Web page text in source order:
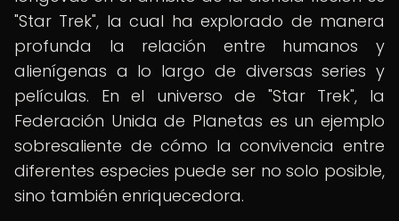
"Star Trek", la cual ha explorado de manera
profunda la relación entre humanos y
alienígenas a lo largo de diversas series y
películas. En el universo de "Star Trek", la
Federación Unida de Planetas es un ejemplo
sobresaliente de cómo la convivencia entre
diferentes especies puede ser no solo posible,
sino también enriquecedora.